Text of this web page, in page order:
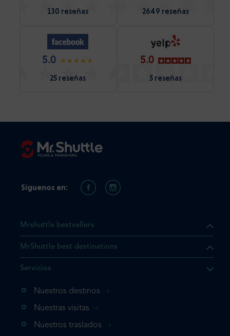
130 reseñas 2649 reseñas
5.0
25 reseñas
5.0
5 reseñas
el producto que busca ya
vaya directamente a su
su reserva.
Mrshuttle bestsellers
MrShuttle best destinations
Servicios
Nuestros destinos
Nuestras visitas
Nuestros traslados
Síguenos en: